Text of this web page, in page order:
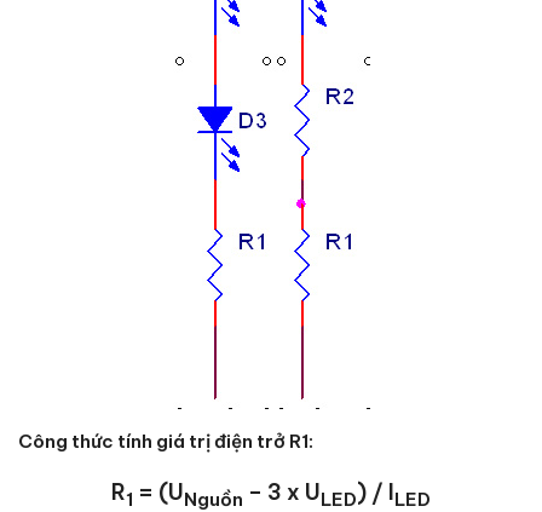
Công thức tính giá trị điện trở R1:
R1 = (UNguồn – 3 x ULED) / ILED